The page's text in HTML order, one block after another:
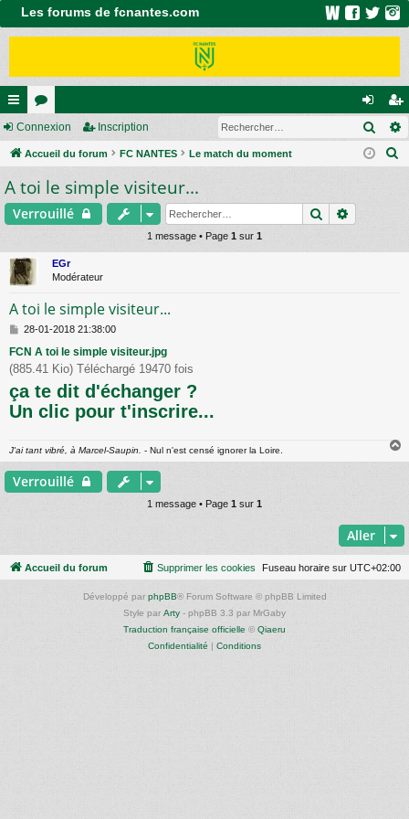
Les forums de fcnantes.com
ac
co
ur
ci
or
u
m
s
on
ne
ns
cri
Connexion Inscription
Accueil du forum FC NANTES Le match du moment
r
A toi le simple visiteur...
Verrouillé Rechercher
1 message • Page 1 sur 1
EGr
Modérateur
A toi le simple visiteur...
M
s
s
g
e
28-01-2018 21:38:00
FCN A toi le simple visiteur.jpg
(885.41 Kio) Téléchargé 19470 fois
ça te dit d'échanger ?
Un clic pour t'inscrire...
J'ai tant vibré, à Marcel-Saupin. - Nul n'est censé ignorer la Loire.
a
Verrouillé
1 message • Page 1 sur 1
Aller
Accueil du forum Fuseau horaire sur UTC+02:00
Supprimer les cookies
Développé par phpBB® Forum Software © phpBB Limited
Style par Arty - phpBB 3.3 par MrGaby
Traduction française officielle © Qiaeru
Confidentialité | Conditions